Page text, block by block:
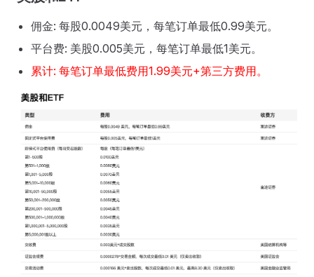
佣金: 每股0.0049美元，每笔订单最低0.99美元。
平台费: 美股0.005美元，每笔订单最低1美元。
累计: 每笔订单最低费用1.99美元+第三方费用。